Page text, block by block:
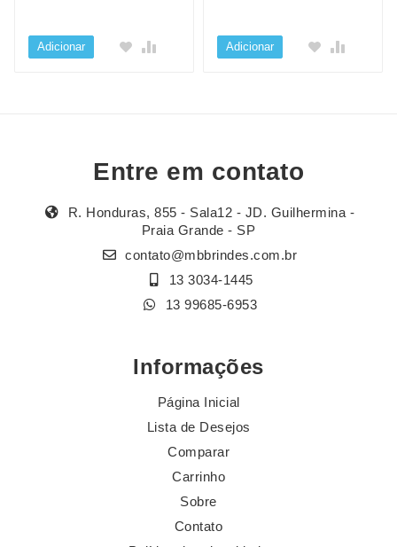
Adicionar Adicionar
Entre em contato
R. Honduras, 855 - Sala12 - JD. Guilhermina -
Praia Grande - SP
contato@mbbrindes.com.br
13 3034-1445
13 99685-6953
Informações
Página Inicial
Lista de Desejos
Comparar
Carrinho
Sobre
Contato